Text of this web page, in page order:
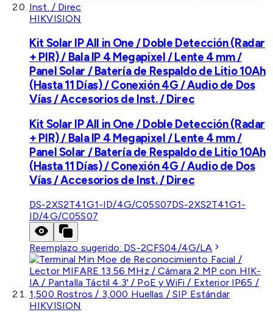
HIKVISION
Kit Solar IP All in One / Doble Detección (Radar
+ PIR) / Bala IP 4 Megapixel / Lente 4 mm /
Panel Solar / Batería de Respaldo de Litio 10Ah
(Hasta 11 Días) / Conexión 4G / Audio de Dos
Vías / Accesorios de Inst. / Direc
Kit Solar IP All in One / Doble Detección (Radar
+ PIR) / Bala IP 4 Megapixel / Lente 4 mm /
Panel Solar / Batería de Respaldo de Litio 10Ah
(Hasta 11 Días) / Conexión 4G / Audio de Dos
Vías / Accesorios de Inst. / Direc
DS-2XS2T41G1-ID/4G/C05S07DS-2XS2T41G1-
ID/4G/C05S07
Reemplazo sugerido: DS-2CFS04/4G/LA
HIKVISION